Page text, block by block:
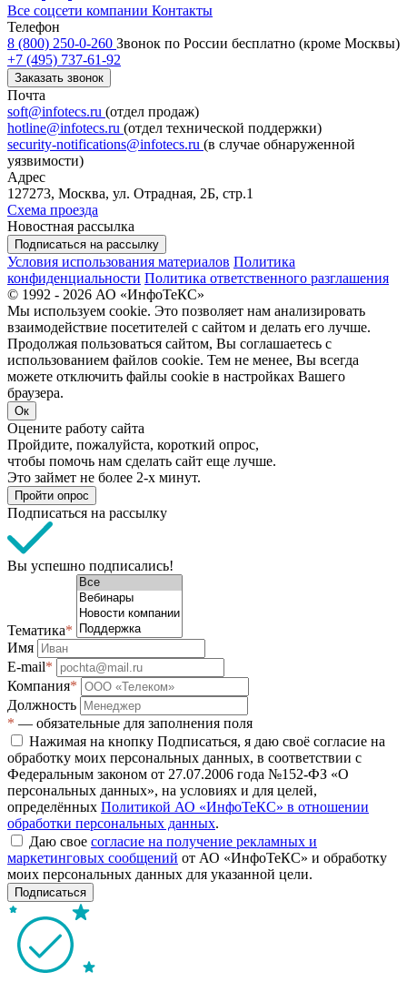
Все соцсети компании Контакты
Телефон
8 (800) 250-0-260 Звонок по России бесплатно (кроме Москвы)
+7 (495) 737-61-92
Заказать звонок
Почта
soft@infotecs.ru (отдел продаж)
hotline@infotecs.ru (отдел технической поддержки)
security-notifications@infotecs.ru (в случае обнаруженной
уязвимости)
Адрес
127273, Москва, ул. Отрадная, 2Б, стр.1
Схема проезда
Новостная рассылка
Подписаться на рассылку
Условия использования материалов Политика
конфиденциальности Политика ответственного разглашения
© 1992 - 2026 АО «ИнфоТеКС»
Мы используем cookie. Это позволяет нам анализировать
взаимодействие посетителей с сайтом и делать его лучше.
Продолжая пользоваться сайтом, Вы соглашаетесь с
использованием файлов cookie. Тем не менее, Вы всегда
можете отключить файлы cookie в настройках Вашего
браузера.
Ок
Оцените работу сайта
Пройдите, пожалуйста, короткий опрос,
чтобы помочь нам сделать сайт еще лучше.
Это займет не более 2-х минут.
Пройти опрос
Подписаться на рассылку
Вы успешно подписались!
Тематика*
Имя
E-mail*
Компания*
Должность
* — обязательные для заполнения поля
Нажимая на кнопку Подписаться, я даю своё согласие на
обработку моих персональных данных, в соответствии с
Федеральным законом от 27.07.2006 года №152-ФЗ «О
персональных данных», на условиях и для целей,
определённых Политикой АО «ИнфоТеКС» в отношении
обработки персональных данных.
Даю свое согласие на получение рекламных и
маркетинговых сообщений от АО «ИнфоТеКС» и обработку
моих персональных данных для указанной цели.
Подписаться